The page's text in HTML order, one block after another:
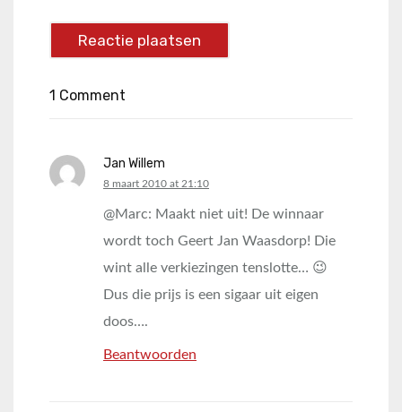
1 Comment
Jan Willem
says:
8 maart 2010 at 21:10
@Marc: Maakt niet uit! De winnaar
wordt toch Geert Jan Waasdorp! Die
wint alle verkiezingen tenslotte… 😉
Dus die prijs is een sigaar uit eigen
doos….
Beantwoorden